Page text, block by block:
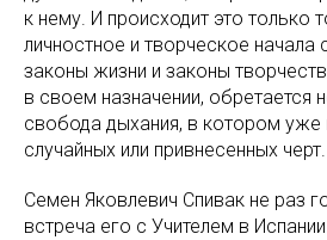
к нему. И происходит это только
личностное и творческое начала
законы жизни и законы
в своем назначении, обретается
свобода дыхания, в котором
случайных или привнесенных черт.
Семен Яковлевич Спивак не раз
встреча его с Учителем в